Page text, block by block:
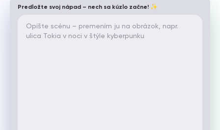
Predložte svoj nápad – nech sa kúzlo začne! ✨